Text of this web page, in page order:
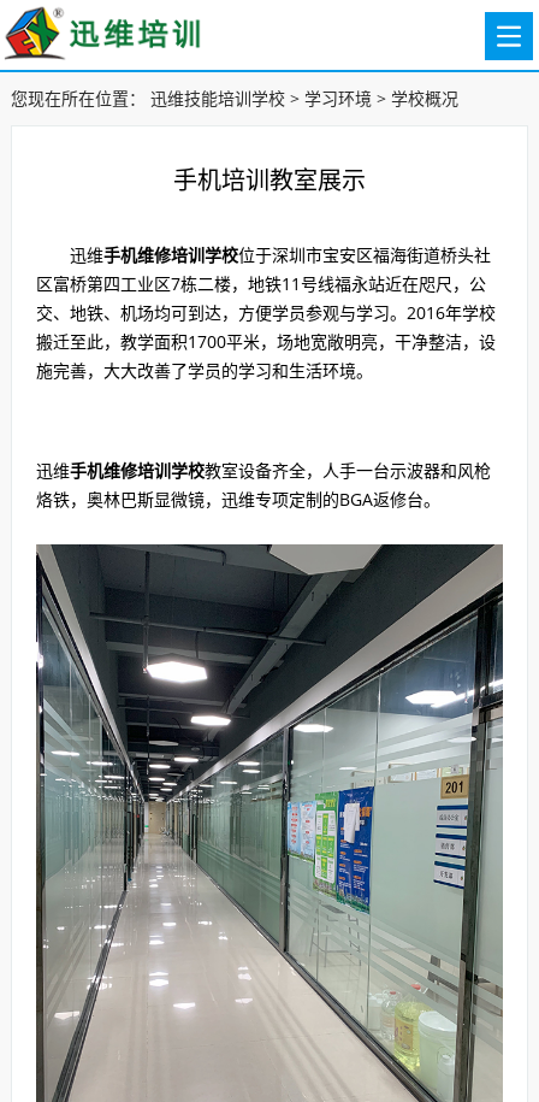
您现在所在位置： 迅维技能培训学校> 学习环境> 学校概况
手机培训教室展示
迅维手机维修培训学校位于深圳市宝安区福海街道桥头社
区富桥第四工业区7栋二楼，地铁11号线福永站近在咫尺，公
交、地铁、机场均可到达，方便学员参观与学习。2016年学校
搬迁至此，教学面积1700平米，场地宽敞明亮，干净整洁，设
施完善，大大改善了学员的学习和生活环境。
迅维手机维修培训学校教室设备齐全，人手一台示波器和风枪
烙铁，奥林巴斯显微镜，迅维专项定制的BGA返修台。